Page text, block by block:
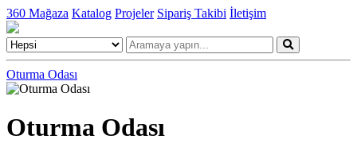
360 Mağaza Katalog Projeler Sipariş Takibi İletişim
Oturma Odası
Oturma Odası